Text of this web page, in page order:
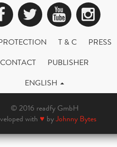
Facebook
Twitter
T & C
PRESS
CONTACT
PUBLISHER
ENGLISH
© 2016 readfy GmbH
with ♥ byJohnny Bytes